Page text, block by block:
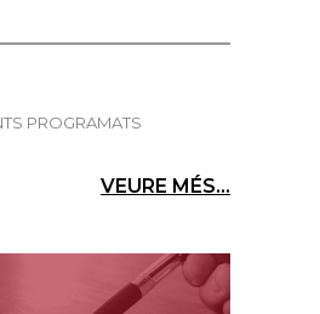
PROGRAMATS
VEURE MÉS...